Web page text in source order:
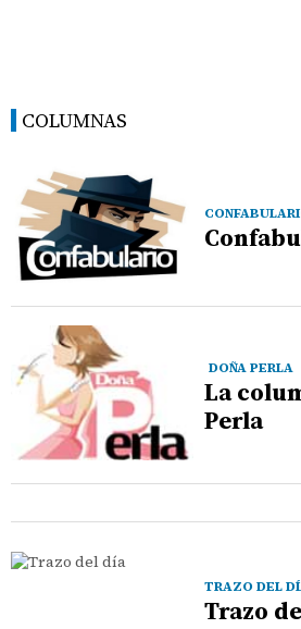
COLUMNAS
DOÑA PERLA
La
Perla
TRAZO DEL
Trazo